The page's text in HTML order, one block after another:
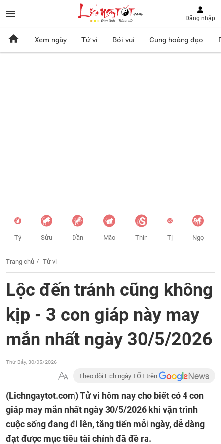
Đăng nhập
Xem ngày Tử vi Bói vui Cung hoàng đạo
Tý Sửu Dần Mão Thìn Tị Ngọ
Trang chủ Tử vi
Lộc đến tránh cũng không
kịp - 3 con giáp này may
mắn nhất ngày 30/5/2026
Thứ Bảy, 30/05/2026
Theo dõi Lịch ngày TỐT trên
(Lichngaytot.com)Tử vi hôm nay cho biết có 4 con
giáp may mắn nhất ngày 30/5/2026 khi vận trình
cuộc sống đang đi lên, tăng tiến mỗi ngày, dễ dàng
đạt được mục tiêu tài chính đã đề ra.